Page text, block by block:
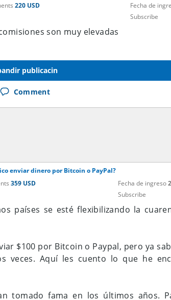
220 USD
Fecha de
Subscribe
son muy elevadas
publicacin
Comment
enviar dinero por Bitcoin o PayPal?
359 USD
Fecha de ingreso
Subscribe
países se esté flexibilizando la
$100 por Bitcoin o Paypal, pero ya
veces. Aquí les cuento lo que he
tomado fama en los últimos años.